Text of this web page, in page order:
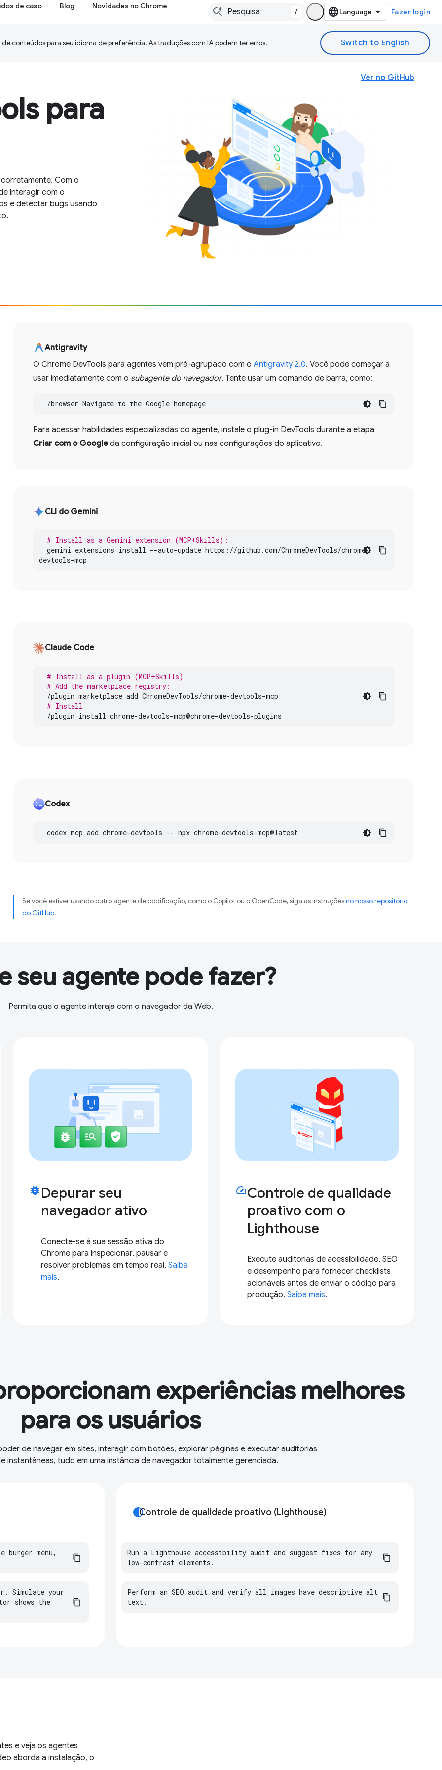
de caso Blog Novidades no Chrome
/ Fazer login
conteúdos para seu idioma de preferência. As traduções com IA podem ter erros.
para
Com o
interagir com o
e detectar bugs usando
Ver no GitHub
Antigravity
O Chrome DevTools para agentes vem pré-agrupado com o Antigravity 2.0. Você pode começar a
usar imediatamente com o subagente do navegador. Tente usar um comando de barra, como:
  /browser Navigate to the Google homepage
Para acessar habilidades especializadas do agente, instale o plug-in DevTools durante a etapa
Criar com o Googleda configuração inicial ou nas configurações do aplicativo.
CLI do Gemini
# Install as a Gemini extension (MCP+Skills):
gemini extensions install --auto-update https : //github .com/ChromeDevTools/chrome-
devtools-mcp
Claude Code
# Install as a plugin (MCP+Skills)
# Add the marketplace registry:
/plugin marketplace add ChromeDevTools/chrome-devtools-mcp
# Install
/plugin install chrome-devtools-mcp@chrome-devtools-plugins
Codex
codex mcp add chrome-devtools -- npx chrome-devtools-mcp@latest
Se você estiver usando outro agente de codificação, como o Copilot ou o OpenCode, siga as instruçõesno nosso repositório
do GitHub.
seu agente pode fazer?
Permita que o agente interaja com o navegador da Web.
bug_report Depurar seu
navegador ativo
Conecte-se à sua sessão ativa do
Chrome para inspecionar, pausar e
resolver problemas em tempo real. Saiba
mais.
speedControle de qualidade
proativo com o
Lighthouse
Execute auditorias de acessibilidade, SEO
e desempenho para fornecer checklists
acionáveis antes de enviar o código para
produção.Saiba mais.
experiências melhores
para os usuários
de navegar em sites, interagir com botões, explorar páginas e executar auditorias
instantâneas, tudo em uma instância de navegador totalmente gerenciada.
burger menu,
. Simulate your
shows the
contrastControle de qualidade proativo (Lighthouse)
Run a Lighthouse accessibility audit and suggest fixes for any
low-contrast elements.
Perform an SEO audit and verify all images have descriptive alt
text.
e veja os agentes
aborda a instalação, o